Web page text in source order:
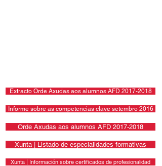
Extracto Orde Axudas aos alumnos AFD 2017-2018
Informe sobre as competencias clave setembro 2016
Orde Axudas aos alumnos AFD 2017-2018
Xunta | Listado de especialidades formativas
Xunta | Información sobre certificados de profesionalidad